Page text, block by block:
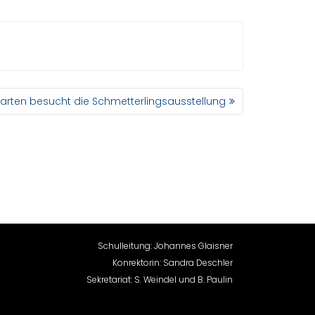
besucht die Schmetterlingsausstellung
Schulleitung: Johannes Glaisner
Konrektorin: Sandra Deschler
Sekretariat: S. Weindel und B. Paulin